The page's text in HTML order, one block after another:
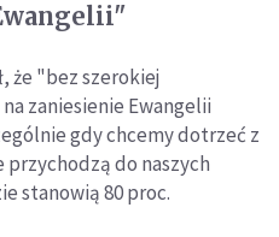
że "bez szerokiej
zaniesienie Ewangelii
gdy chcemy dotrzeć z
do naszych
stanowią 80 proc.